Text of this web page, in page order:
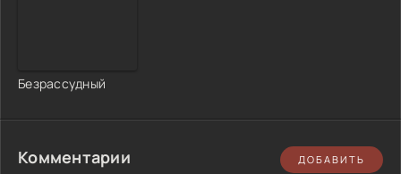
Безрассудный
Комментарии ДОБАВИТЬ